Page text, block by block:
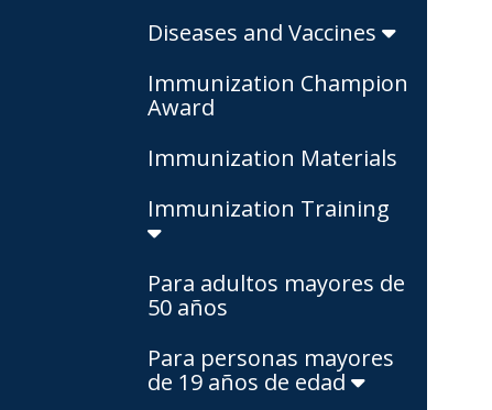
Diseases and Vaccines
Immunization Champion
Award
Immunization Materials
Immunization Training
Para adultos mayores de
50 años
Para personas mayores
de 19 años de edad